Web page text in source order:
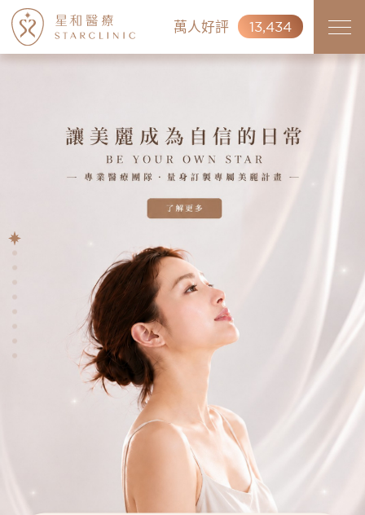
萬人好評 13,434